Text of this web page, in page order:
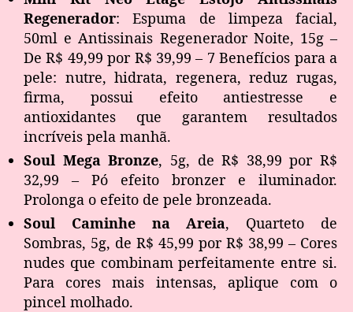
Regenerador: Espuma de limpeza facial,
50ml e Antissinais Regenerador Noite, 15g –
De R$ 49,99 por R$ 39,99 – 7 Benefícios para a
pele: nutre, hidrata, regenera, reduz rugas,
firma, possui efeito antiestresse e
antioxidantes que garantem resultados
incríveis pela manhã.
Soul Mega Bronze, 5g, de R$ 38,99 por R$
32,99 – Pó efeito bronzer e iluminador.
Prolonga o efeito de pele bronzeada.
Soul Caminhe na Areia, Quarteto de
Sombras, 5g, de R$ 45,99 por R$ 38,99 – Cores
nudes que combinam perfeitamente entre si.
Para cores mais intensas, aplique com o
pincel molhado.